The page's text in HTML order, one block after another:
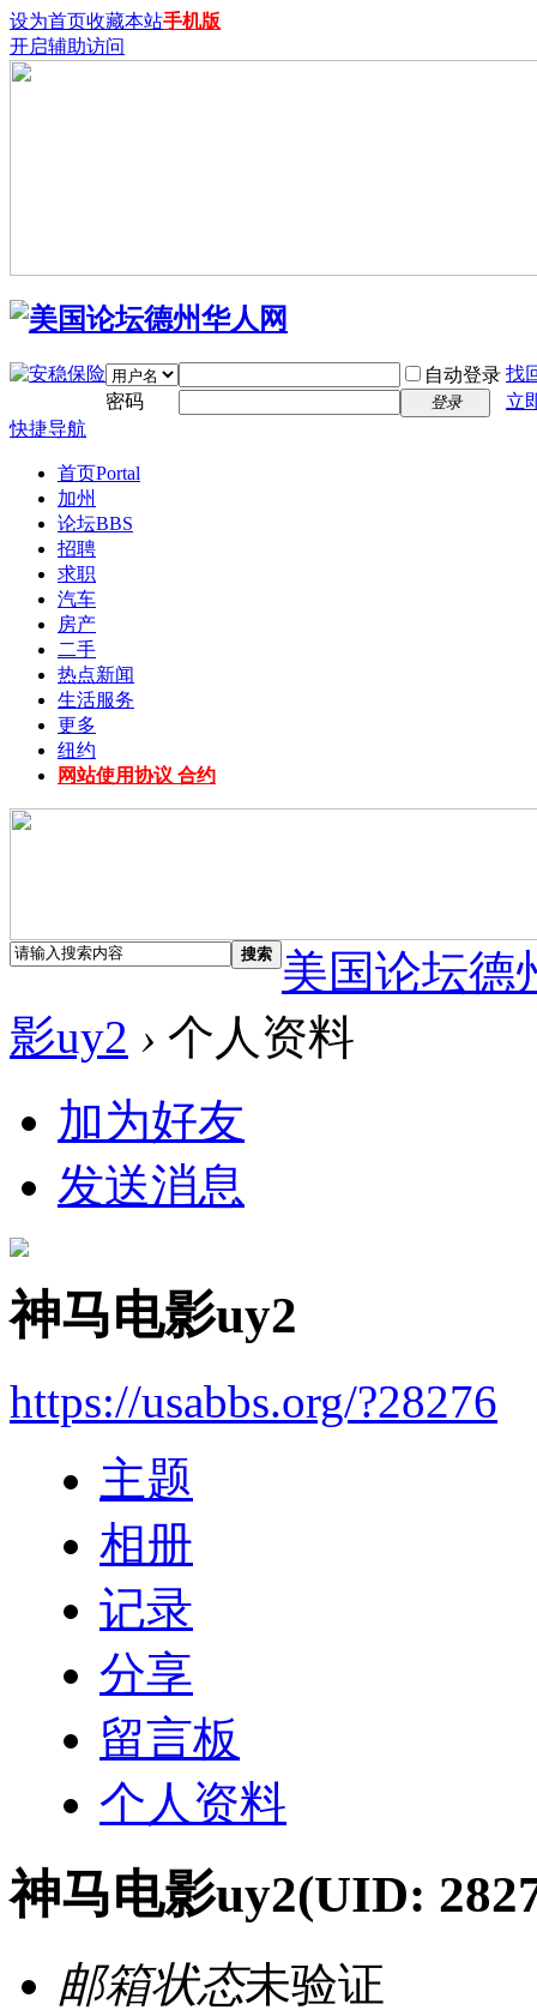
设为首页收藏本站手机版
开启辅助访问
自动登录 找
密码
登录
立
快捷导航
首页Portal
加州
论坛BBS
招聘
求职
汽车
房产
二手
热点新闻
生活服务
更多
纽约
网站使用协议 合约
搜索
美国论坛德
影uy2 › 个人资料
加为好友
发送消息
神马电影uy2
https://usabbs.org/?28276
主题
相册
记录
分享
留言板
个人资料
神马电影uy2(UID:
邮箱状态未验证